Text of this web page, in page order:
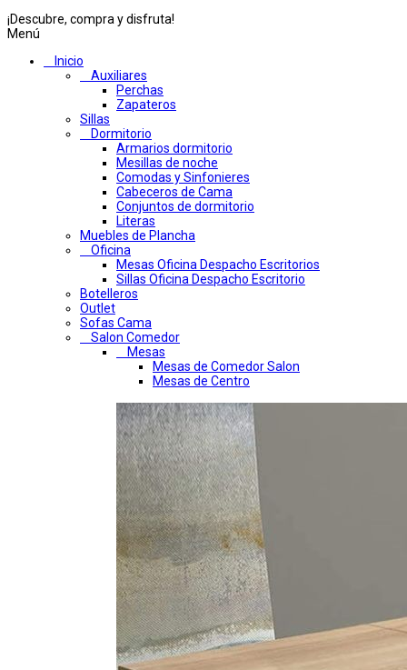
¡Descubre, compra y disfruta!
Menú
Inicio
Auxiliares
Perchas
Zapateros
Sillas
Dormitorio
Armarios dormitorio
Mesillas de noche
Comodas y Sinfonieres
Cabeceros de Cama
Conjuntos de dormitorio
Literas
Muebles de Plancha
Oficina
Mesas Oficina Despacho Escritorios
Sillas Oficina Despacho Escritorio
Botelleros
Outlet
Sofas Cama
Salon Comedor
Mesas
Mesas de Comedor Salon
Mesas de Centro